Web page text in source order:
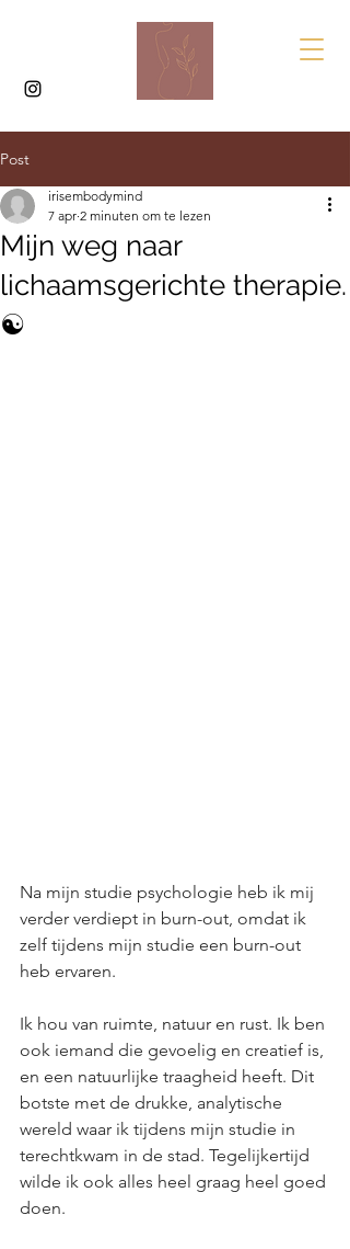
Post
Mijn weg naar
lichaamsgerichte therapie.
☯️
irisembodymind
7 apr 2 minuten om te lezen
Na mijn studie psychologie heb ik mij
verder verdiept in burn-out, omdat ik
zelf tijdens mijn studie een burn-out
heb ervaren.
Ik hou van ruimte, natuur en rust. Ik ben
ook iemand die gevoelig en creatief is,
en een natuurlijke traagheid heeft. Dit
botste met de drukke, analytische
wereld waar ik tijdens mijn studie in
terechtkwam in de stad. Tegelijkertijd
wilde ik ook alles heel graag heel goed
doen.